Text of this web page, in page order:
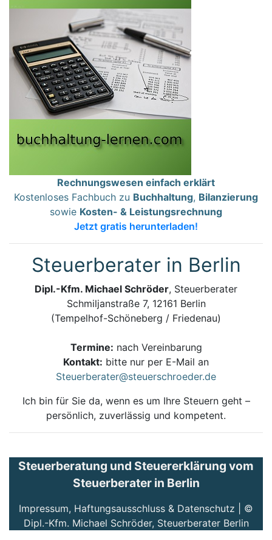
Rechnungswesen einfach erklärt
Kostenloses Fachbuch zu Buchhaltung, Bilanzierung
sowie Kosten- & Leistungsrechnung
Jetzt gratis herunterladen!
Steuerberater in Berlin
Dipl.-Kfm. Michael Schröder, Steuerberater
Schmiljanstraße 7, 12161 Berlin
(Tempelhof-Schöneberg / Friedenau)
Termine: nach Vereinbarung
Kontakt: bitte nur per E-Mail an
Steuerberater@steuerschroeder.de
Ich bin für Sie da, wenn es um Ihre Steuern geht –
persönlich, zuverlässig und kompetent.
Steuerberatung und Steuererklärung vom
Steuerberater in Berlin
Impressum, Haftungsausschluss & Datenschutz | ©
Dipl.-Kfm. Michael Schröder, Steuerberater Berlin